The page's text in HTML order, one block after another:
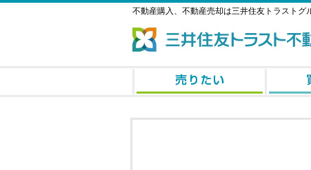
不動産購入、不動産売却は三井住友トラストグ